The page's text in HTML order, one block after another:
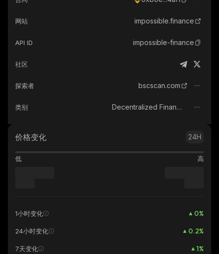
网站 impossible.finance
API ID impossible-finance
社区
探索者 bscscan.com
类别 Decentralized Finance (DeFi)
价格变化 24H
低 高
1小时变化 0%
24小时变化 0.2%
7天变化 1%